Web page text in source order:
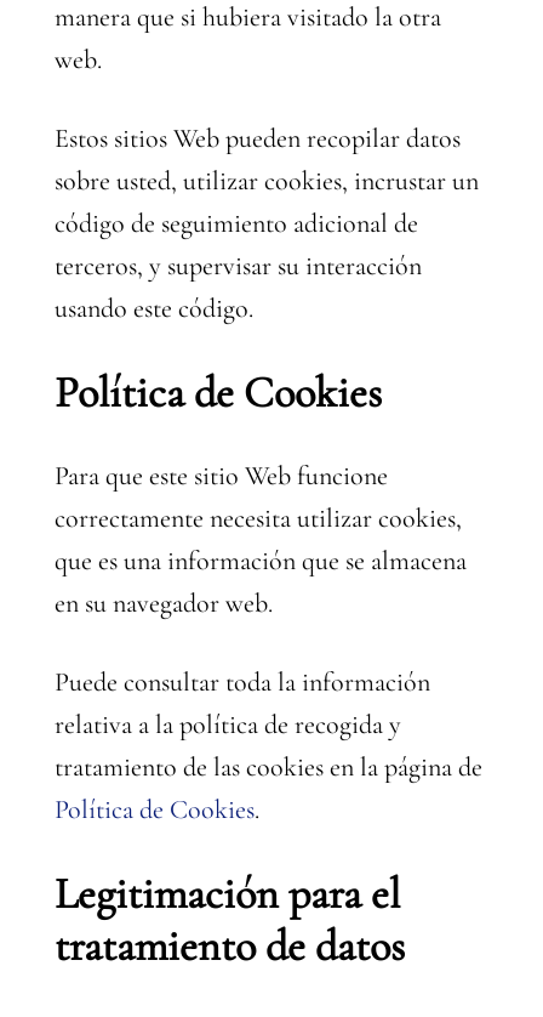
manera que si hubiera visitado la otra
web.
Estos sitios Web pueden recopilar datos
sobre usted, utilizar cookies, incrustar un
código de seguimiento adicional de
terceros, y supervisar su interacción
usando este código.
Política de Cookies
Para que este sitio Web funcione
correctamente necesita utilizar cookies,
que es una información que se almacena
en su navegador web.
Puede consultar toda la información
relativa a la política de recogida y
tratamiento de las cookies en la página de
Política de Cookies.
Legitimación para el
tratamiento de datos